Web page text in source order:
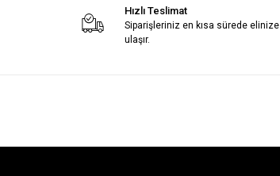
Hızlı Teslimat
Siparişleriniz en kısa sürede elinize
ulaşır.